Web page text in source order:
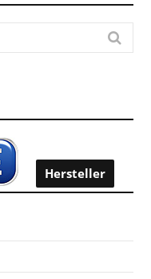
Hersteller